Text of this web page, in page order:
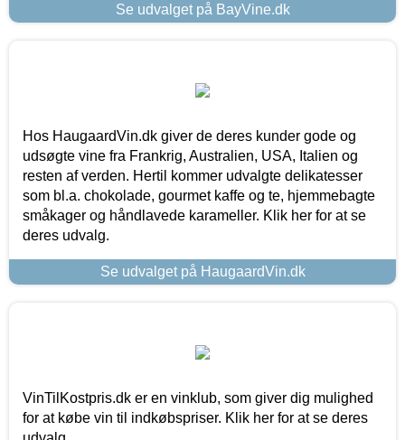
Se udvalget på BayVine.dk
Hos HaugaardVin.dk giver de deres kunder gode og
udsøgte vine fra Frankrig, Australien, USA, Italien og
resten af verden. Hertil kommer udvalgte delikatesser
som bl.a. chokolade, gourmet kaffe og te, hjemmebagte
småkager og håndlavede karameller. Klik her for at se
deres udvalg.
Se udvalget på HaugaardVin.dk
VinTilKostpris.dk er en vinklub, som giver dig mulighed
for at købe vin til indkøbspriser. Klik her for at se deres